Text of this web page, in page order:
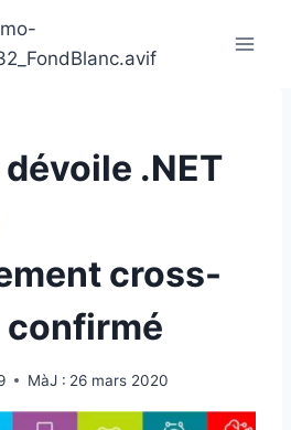
.NET
cross-
MàJ : 26 mars 2020